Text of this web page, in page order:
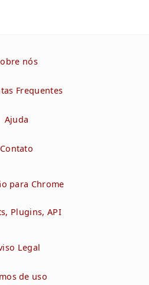
nós
Frequentes
Ajuda
Contato
para Chrome
Plugins, API
Legal
de uso